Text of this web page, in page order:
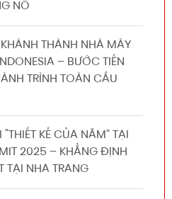
NỔ
THÀNH NHÀ MÁY
– BƯỚC TIẾN
TRÌNH TOÀN CẦU
KẾ CỦA NĂM” TẠI
2025 – KHẲNG ĐỊNH
TẠI NHA TRANG